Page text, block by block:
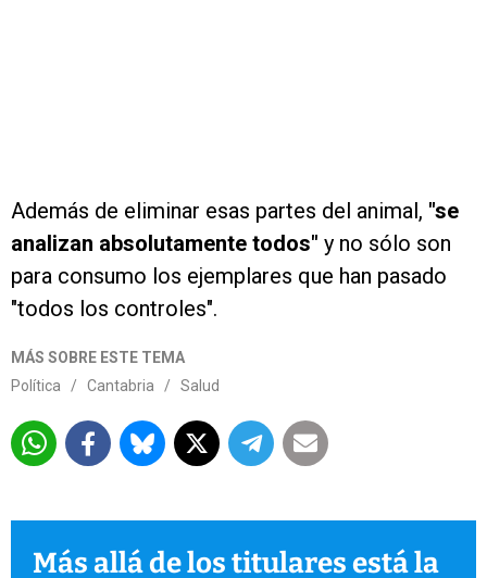
Además de eliminar esas partes del animal, "se
analizan absolutamente todos" y no sólo son
para consumo los ejemplares que han pasado
"todos los controles".
MÁS SOBRE ESTE TEMA
Política
/ Cantabria / Salud
Más allá de los titulares está la